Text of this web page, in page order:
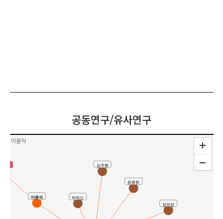
공동연구/유사연구
이윤식
김주환
박재신
정연정
윤종현
이윤식